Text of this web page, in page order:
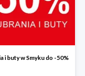
i buty w Smyku do -50%